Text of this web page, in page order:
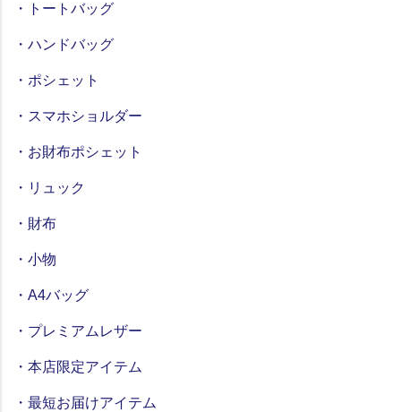
・トートバッグ
・ハンドバッグ
・ポシェット
・スマホショルダー
・お財布ポシェット
・リュック
・財布
・小物
・A4バッグ
・プレミアムレザー
・本店限定アイテム
・最短お届けアイテム